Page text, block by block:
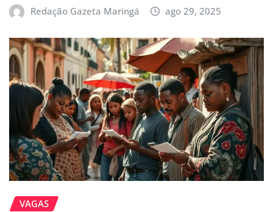
Redação Gazeta Maringá ago 29, 2025
VAGAS